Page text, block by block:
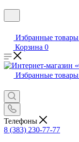
Избранные товары
Корзина 0
Избранные товары
Телефоны
8 (383) 230-77-77